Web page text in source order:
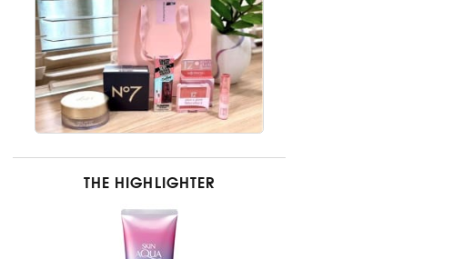
THE HIGHLIGHTER